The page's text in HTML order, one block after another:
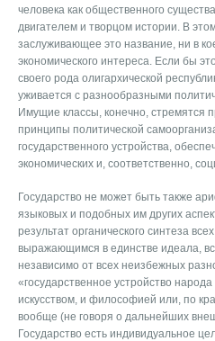
человека как общественного
двигателем и творцом истории. В
заслуживающее это название, ни в
экономическо­го интереса. Если бы
своего рода олигархической
ужива­ется с разнообразными
Имущие классы, конечно, стре­мятся
принципы политической
государственного устрой­ства,
экономических и, соответственно,
Государство не может быть также
языковых и подобных им других
результат органического синтеза
выражающимся в един­стве идеала,
независимо от всех неизбежных
«государственное устройство
искусством, и философией или, по
вооб­ще (не говоря о дальнейших
Государство есть индивидуальное